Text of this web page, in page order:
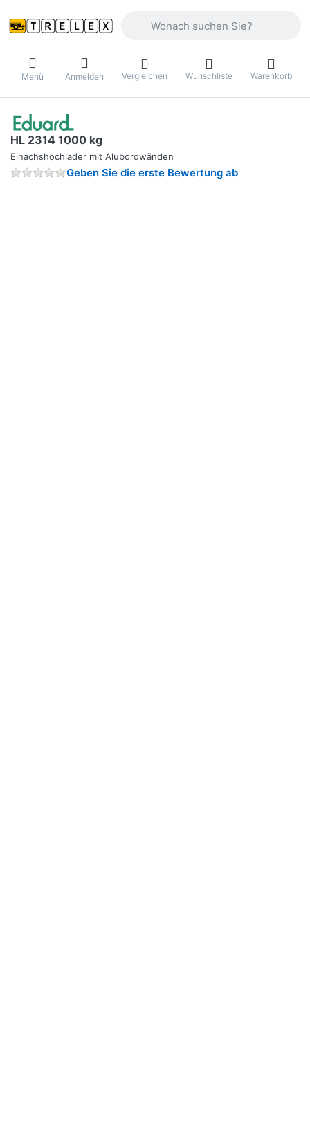
Menü Anmelden Vergleichen Wunschliste Warenkorb
HL 2314 1000 kg
Einachshochlader mit Alubordwänden
Geben Sie die erste Bewertung ab